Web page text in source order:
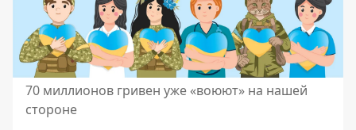
70 миллионов гривен уже «воюют» на нашей
стороне